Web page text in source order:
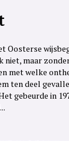
Oosterse
niet, maar
met welke
ten deel
gebeurde in